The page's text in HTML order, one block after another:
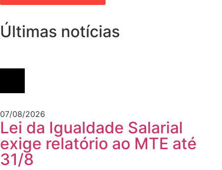
Últimas notícias
07/08/2026
Lei da Igualdade Salarial
exige relatório ao MTE até
31/8